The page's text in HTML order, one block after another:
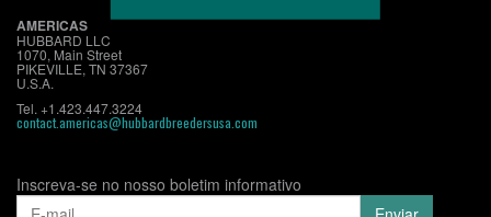
AMERICAS
HUBBARD LLC
1070, Main Street
PIKEVILLE, TN 37367
U.S.A.
Tel. +1.423.447.3224
contact.americas@hubbardbreedersusa.com
Inscreva-se no nosso boletim informativo